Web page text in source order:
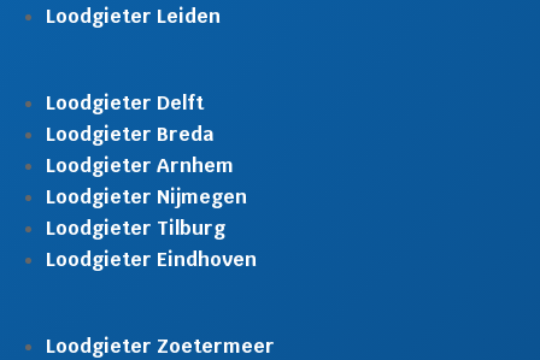
Loodgieter Leiden
Loodgieter Delft
Loodgieter Breda
Loodgieter Arnhem
Loodgieter Nijmegen
Loodgieter Tilburg
Loodgieter Eindhoven
Loodgieter Zoetermeer